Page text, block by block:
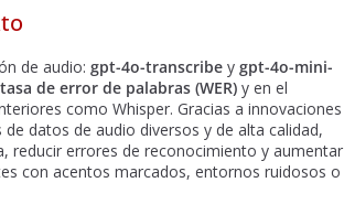
de audio: gpt-4o-transcribe y gpt-4o-mini-
tasa de error de palabras (WER) y en el
como Whisper. Gracias a innovaciones
datos de audio diversos y de alta calidad,
reducir errores de reconocimiento y aumentar
con acentos marcados, entornos ruidosos o